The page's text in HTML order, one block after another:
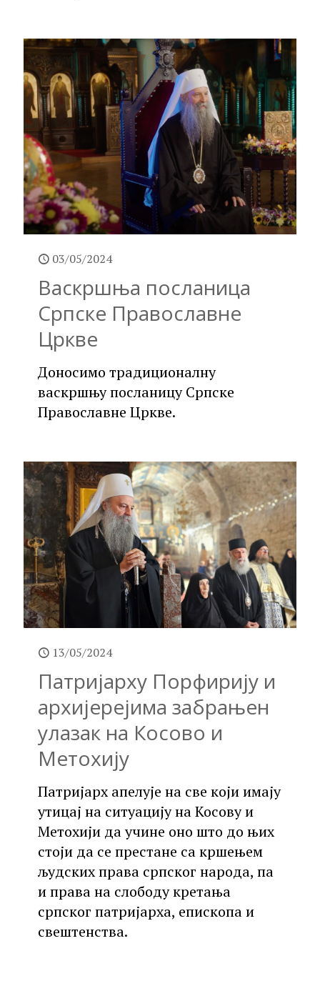
03/05/2024
Васкршња посланица
Српске Православне
Цркве
Доносимо традиционалну
васкршњу посланицу Српске
Православне Цркве.
13/05/2024
Патријарху Порфирију и
архијерејима забрањен
улазак на Косово и
Метохију
Патријарх апелује на све који имају
утицај на ситуацију на Косову и
Метохији да учине оно што до њих
стоји да се престане са кршењем
људских права српског народа, па
и права на слободу кретања
српског патријарха, епископа и
свештенства.